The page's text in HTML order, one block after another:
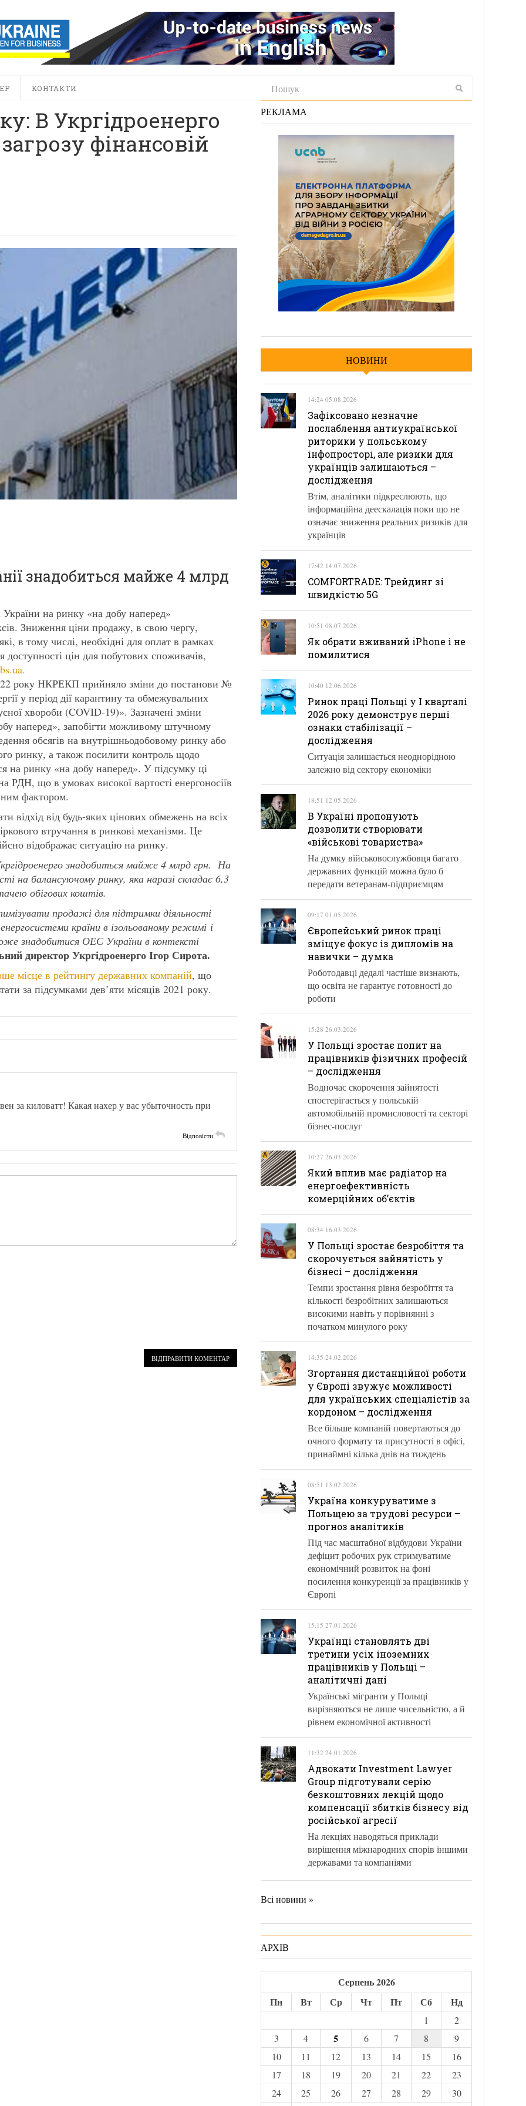
КОНТАКТИ
В Укргідроенерго
фінансовій
знадобиться майже 4 млрд
на ринку «на добу наперед»
Зниження ціни продажу, в свою чергу,
в тому числі, необхідні для оплат в рамках
цін для побутових споживачів,
року НКРЕКП прийняло зміни до постанови №
у період дії карантину та обмежувальних
хвороби (COVID-19)». Зазначені зміни
наперед», запобігти можливому штучному
обсягів на внутрішньодобовому ринку або
ринку, а також посилити контроль щодо
на ринку «на добу наперед». У підсумку ці
РДН, що в умовах високої вартості енергоносіїв
фактором.
відхід від будь-яких цінових обмежень на всіх
втручання в ринкові механізми. Це
відображає ситуацію на ринку.
знадобиться майже 4 млрд грн. На
на балансуючому ринку, яка наразі складає 6,3
обігових коштів.
продажі для підтримки діяльності
країни в ізольованому режимі і
знадобитися ОЕС України в контексті
директор Укргідроенерго Ігор Сирота.
місце в рейтингу державних компаній, що
за підсумками дев’яти місяців 2021 року.
за киловатт! Какая нахер у вас убыточность при
Відповісти
РЕКЛАМА
НОВИНИ
14:24 05.08.2026
Зафіксовано незначне
послаблення антиукраїнської
риторики у польському
інфопросторі, але ризики для
українців залишаються –
дослідження
Втім, аналітики підкреслюють, що
інформаційна деескалація поки що не
означає зниження реальних ризиків для
українців
17:42 14.07.2026
COMFORTRADE: Трейдинг зі
швидкістю 5G
10:51 08.07.2026
Як обрати вживаний iPhone і не
помилитися
10:40 12.06.2026
Ринок праці Польщі у І кварталі
2026 року демонструє перші
ознаки стабілізації –
дослідження
Ситуація залишається неоднорідною
залежно від сектору економіки
18:51 12.05.2026
В Україні пропонують
дозволити створювати
«військові товариства»
На думку військовослужбовця багато
державних функцій можна було б
передати ветеранам-підприємцям
09:17 01.05.2026
Європейський ринок праці
зміщує фокус із дипломів на
навички – думка
Роботодавці дедалі частіше визнають,
що освіта не гарантує готовності до
роботи
15:28 26.03.2026
У Польщі зростає попит на
працівників фізичних професій
– дослідження
Водночас скорочення зайнятості
спостерігається у польській
автомобільній промисловості та секторі
бізнес-послуг
10:27 26.03.2026
Який вплив має радіатор на
енергоефективність
комерційних об’єктів
08:34 16.03.2026
У Польщі зростає безробіття та
скорочується зайнятість у
бізнесі – дослідження
Темпи зростання рівня безробіття та
кількості безробітних залишаються
високими навіть у порівнянні з
початком минулого року
14:35 24.02.2026
Згортання дистанційної роботи
у Європі звужує можливості
для українських спеціалістів за
кордоном – дослідження
Все більше компаній повертаються до
очного формату та присутності в офісі,
принаймні кілька днів на тиждень
08:51 13.02.2026
Україна конкуруватиме з
Польщею за трудові ресурси –
прогноз аналітиків
Під час масштабної відбудови України
дефіцит робочих рук стримуватиме
економічний розвиток на фоні
посилення конкуренції за працівників у
Європі
15:15 27.01.2026
Українці становлять дві
третини усіх іноземних
працівників у Польщі –
аналітичні дані
Українські мігранти у Польщі
вирізняються не лише чисельністю, а й
рівнем економічної активності
11:32 24.01.2026
Адвокати Investment Lawyer
Group підготували серію
безкоштовних лекцій щодо
компенсації збитків бізнесу від
російської агресії
На лекціях наводяться приклади
вирішення міжнародних спорів іншими
державами та компаніями
Всі новини »
АРХІВ
Серпень 2026
Пн
Вт Ср Чт Пт Сб Нд
1
2
3
4 5 6 7 8
9
10
11 12 13 14 15
16
17
18 19 20 21 22
23
24
25 26 27 28 29
30